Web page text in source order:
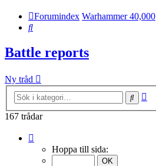
Forumindex Warhammer 40,000
Sök
Battle reports
Ny tråd
Sök
167 trådar
Hoppa till sida: